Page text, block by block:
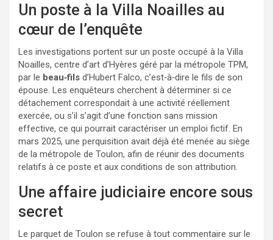
Un poste à la Villa Noailles au
cœur de l’enquête
Les investigations portent sur un poste occupé à la Villa
Noailles, centre d’art d’Hyères géré par la métropole TPM,
par le beau‑fils d’Hubert Falco, c’est‑à‑dire le fils de son
épouse. Les enquêteurs cherchent à déterminer si ce
détachement correspondait à une activité réellement
exercée, ou s’il s’agit d’une fonction sans mission
effective, ce qui pourrait caractériser un emploi fictif. En
mars 2025, une perquisition avait déjà été menée au siège
de la métropole de Toulon, afin de réunir des documents
relatifs à ce poste et aux conditions de son attribution.
Une affaire judiciaire encore sous
secret
Le parquet de Toulon se refuse à tout commentaire sur le